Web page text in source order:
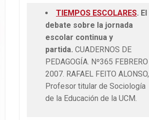
TIEMPOS ESCOLARES. El
debate sobre la jornada
escolar continua y
partida. CUADERNOS DE
PEDAGOGÍA. Nº365 FEBRERO
2007. RAFAEL FEITO ALONSO,
Profesor titular de Sociología
de la Educación de la UCM.